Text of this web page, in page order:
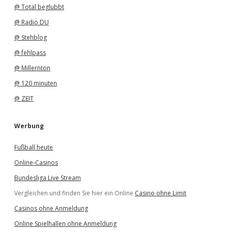
@ Total beglubbt
@ Radio DU
@ Stehblog
@ fehlpass
@ Millernton
@ 120 minuten
@ ZEIT
Werbung
Fußball heute
Online-Casinos
Bundesliga Live Stream
Vergleichen und finden Sie hier ein Online Casino ohne Limit
Casinos ohne Anmeldung
Online Spielhallen ohne Anmeldung